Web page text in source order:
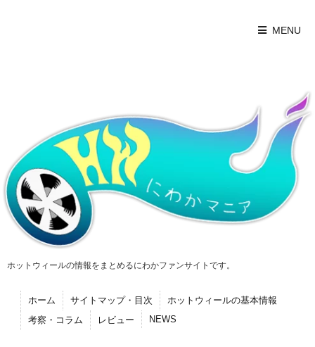
MENU
ホットウィールの情報をまとめるにわかファンサイトです。
ホーム サイトマップ・目次
ホットウィールの基本情報
考察・コラム
レビュー NEWS